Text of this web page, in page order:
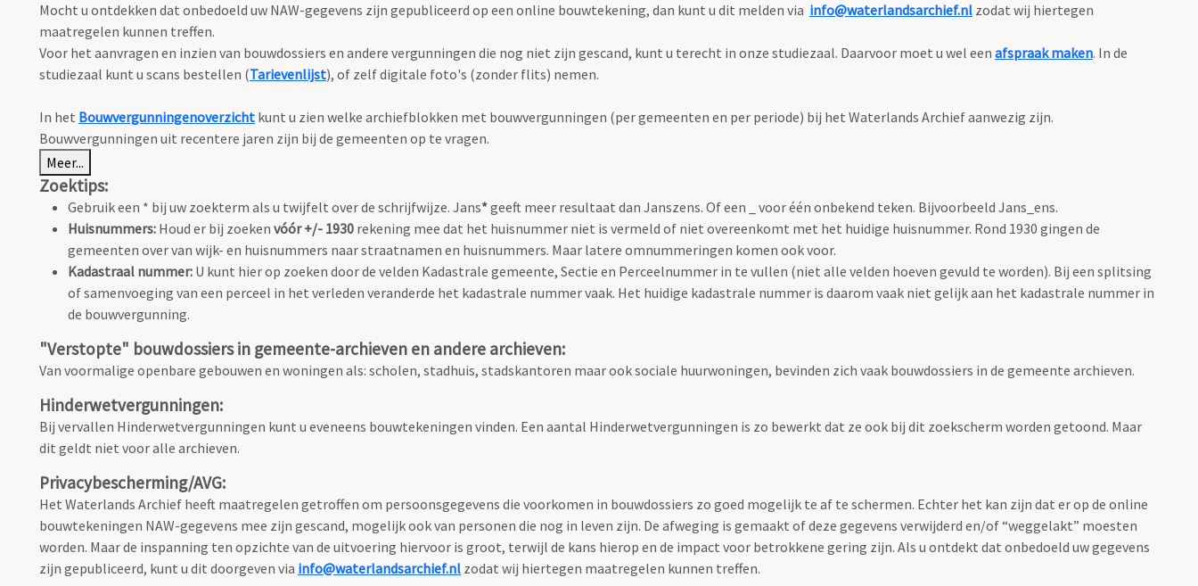
Mocht u ontdekken dat onbedoeld uw NAW-gegevens zijn gepubliceerd op een online bouwtekening, dan kunt u dit melden via info@waterlandsarchief.nl zodat wij hiertegen
maatregelen kunnen treffen.
Voor het aanvragen en inzien van bouwdossiers en andere vergunningen die nog niet zijn gescand, kunt u terecht in onze studiezaal. Daarvoor moet u wel een afspraak maken. In de
studiezaal kunt u scans bestellen (Tarievenlijst), of zelf digitale foto's (zonder flits) nemen.
In het Bouwvergunningenoverzicht kunt u zien welke archiefblokken met bouwvergunningen (per gemeenten en per periode) bij het Waterlands Archief aanwezig zijn.
Bouwvergunningen uit recentere jaren zijn bij de gemeenten op te vragen.
Meer...
Zoektips:
Gebruik een * bij uw zoekterm als u twijfelt over de schrijfwijze. Jans*geeft meer resultaat dan Janszens. Of een _ voor één onbekend teken. Bijvoorbeeld Jans_ens.
Huisnummers: Houd er bij zoeken vóór +/- 1930 rekening mee dat het huisnummer niet is vermeld of niet overeenkomt met het huidige huisnummer. Rond 1930 gingen de
gemeenten over van wijk- en huisnummers naar straatnamen en huisnummers. Maar latere omnummeringen komen ook voor.
Kadastraal nummer: U kunt hier op zoeken door de velden Kadastrale gemeente, Sectie en Perceelnummer in te vullen (niet alle velden hoeven gevuld te worden). Bij een splitsing
of samenvoeging van een perceel in het verleden veranderde het kadastrale nummer vaak. Het huidige kadastrale nummer is daarom vaak niet gelijk aan het kadastrale nummer in
de bouwvergunning.
"Verstopte" bouwdossiers in gemeente-archieven en andere archieven:
Van voormalige openbare gebouwen en woningen als: scholen, stadhuis, stadskantoren maar ook sociale huurwoningen, bevinden zich vaak bouwdossiers in de gemeente archieven.
Hinderwetvergunningen:
Bij vervallen Hinderwetvergunningen kunt u eveneens bouwtekeningen vinden. Een aantal Hinderwetvergunningen is zo bewerkt dat ze ook bij dit zoekscherm worden getoond. Maar
dit geldt niet voor alle archieven.
Privacybescherming/AVG:
Het Waterlands Archief heeft maatregelen getroffen om persoonsgegevens die voorkomen in bouwdossiers zo goed mogelijk te af te schermen. Echter het kan zijn dat er op de online
bouwtekeningen NAW-gegevens mee zijn gescand, mogelijk ook van personen die nog in leven zijn. De afweging is gemaakt of deze gegevens verwijderd en/of “weggelakt” moesten
worden. Maar de inspanning ten opzichte van de uitvoering hiervoor is groot, terwijl de kans hierop en de impact voor betrokkene gering zijn. Als u ontdekt dat onbedoeld uw gegevens
zijn gepubliceerd, kunt u dit doorgeven via info@waterlandsarchief.nl zodat wij hiertegen maatregelen kunnen treffen.